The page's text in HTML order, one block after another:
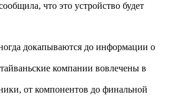
что это устройство будет
докапываются до информации о
компании вовлечены в
от компонентов до финальной